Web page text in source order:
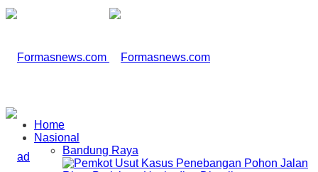
Home
Nasional
Bandung Raya